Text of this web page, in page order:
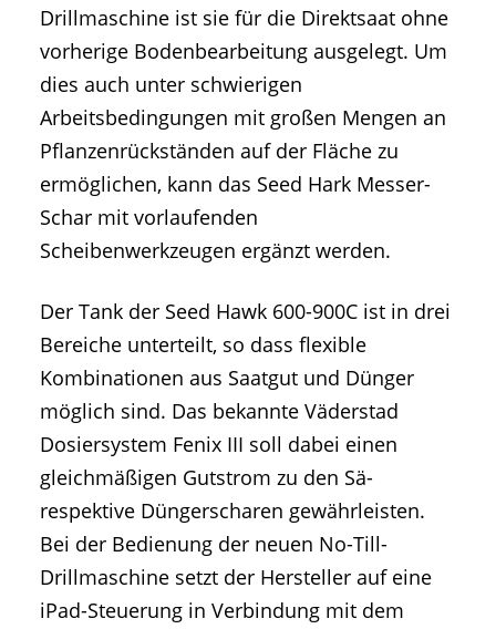
Drillmaschine ist sie für die Direktsaat ohne
vorherige Bodenbearbeitung ausgelegt. Um
dies auch unter schwierigen
Arbeitsbedingungen mit großen Mengen an
Pflanzenrückständen auf der Fläche zu
ermöglichen, kann das Seed Hark Messer-
Schar mit vorlaufenden
Scheibenwerkzeugen ergänzt werden.
Der Tank der Seed Hawk 600-900C ist in drei
Bereiche unterteilt, so dass flexible
Kombinationen aus Saatgut und Dünger
möglich sind. Das bekannte Väderstad
Dosiersystem Fenix III soll dabei einen
gleichmäßigen Gutstrom zu den Sä-
respektive Düngerscharen gewährleisten.
Bei der Bedienung der neuen No-Till-
Drillmaschine setzt der Hersteller auf eine
iPad-Steuerung in Verbindung mit dem